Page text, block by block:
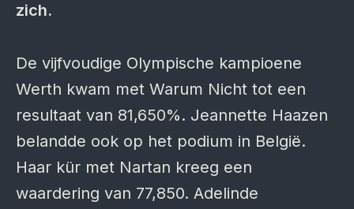
zich.
De vijfvoudige Olympische kampioene
Werth kwam met Warum Nicht tot een
resultaat van 81,650%. Jeannette Haazen
belandde ook op het podium in België.
Haar kür met Nartan kreeg een
waardering van 77,850. Adelinde